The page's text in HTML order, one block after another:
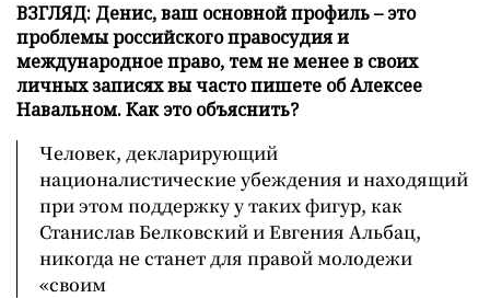
ВЗГЛЯД: Денис, ваш основной профиль – это
проблемы российского правосудия и
международное право, тем не менее в своих
личных записях вы часто пишете об Алексее
Навальном. Как это объяснить?
Человек, декларирующий
националистические убеждения и находящий
при этом поддержку у таких фигур, как
Станислав Белковский и Евгения Альбац,
никогда не станет для правой молодежи
«своим